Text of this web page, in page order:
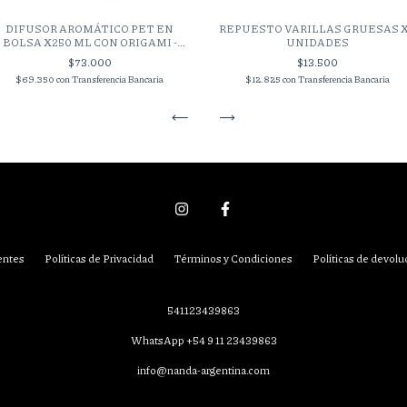
DIFUSOR AROMÁTICO PET EN
BOLSA X250 ML CON ORIGAMI -
Azucena de Río
$73.000
$69.350con Transferencia Bancaria
REPUESTO VARILLAS GRUESAS
UNIDADES
$13.500
$12.825 con Transferencia Bancaria
Políticas de Privacidad Términos y Condiciones Políticas de
541123439863
WhatsApp +54 9 11 23439863
info@nanda-argentina.com